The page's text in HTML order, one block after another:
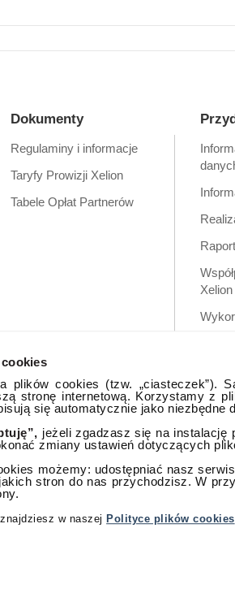
plików cookies (tzw. „ciasteczek”).
stronę internetową. Korzystamy z
się automatycznie jako niezbędne
jeżeli zgadzasz się na instalację
zmiany ustawień dotyczących
możemy: udostępniać nasz
stron do nas przychodzisz. W
w naszej Polityce plików cookies
Dokumenty
Regulaminy i informacje
Taryfy Prowizji Xelion
Tabele Opłat Partnerów
Xelion